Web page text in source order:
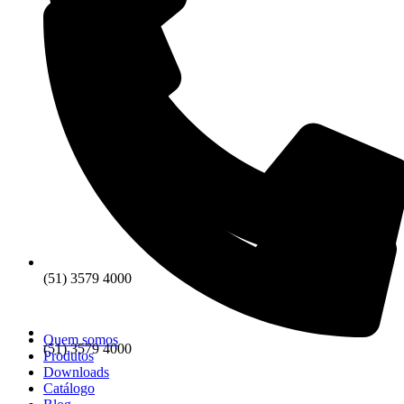
(51) 3579 4000
(51) 3579 4000
Quem somos
Produtos
Downloads
Catálogo